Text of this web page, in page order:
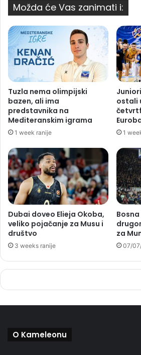
Možda će Vas zanimati i:
Tuzla nema olimpijski
bazen, ali ima
predstavnika na
Mediteranskim igrama
1 week ranije
ostali
1
Dubai doveo Elieja Okoba,
veliko pojačanje za Musu i
društvo
3 weeks ranije
za
07/
O Kameleonu